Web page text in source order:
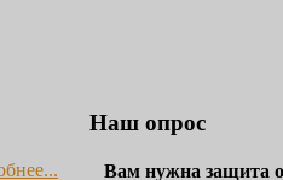
Наш опрос
Вам нужна защита